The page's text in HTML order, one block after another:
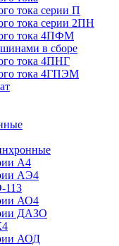
тока серии П
тока серии 2ПН
тока 4ПФМ
в сборе
тока 4ПНГ
тока 4ГПЭМ
А4
АЭ4
113
АО4
ДАЗО
АОД